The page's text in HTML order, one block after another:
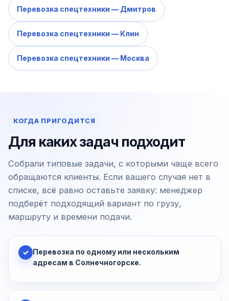
Перевозка спецтехники — Дмитров
Перевозка спецтехники — Клин
Перевозка спецтехники — Москва
КОГДА ПРИГОДИТСЯ
Для каких задач подходит
Собрали типовые задачи, с которыми чаще всего
обращаются клиенты. Если вашего случая нет в
списке, всё равно оставьте заявку: менеджер
подберёт подходящий вариант по грузу,
маршруту и времени подачи.
✓ Перевозка по одному или нескольким
адресам в Солнечногорске.